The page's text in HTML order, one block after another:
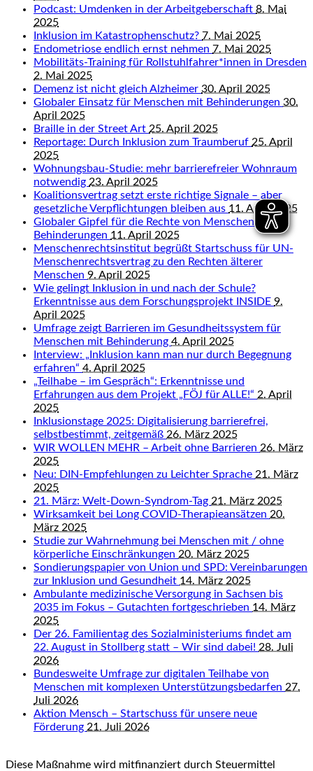
Podcast: Umdenken in der Arbeitgeberschaft 8. Mai
2025
Inklusion im Katastrophenschutz? 7. Mai 2025
Endometriose endlich ernst nehmen 7. Mai 2025
Mobilitäts-Training für Rollstuhlfahrer*innen in Dresden
2. Mai 2025
Demenz ist nicht gleich Alzheimer 30. April 2025
Globaler Einsatz für Menschen mit Behinderungen 30.
April 2025
Braille in der Street Art 25. April 2025
Reportage: Durch Inklusion zum Traumberuf 25. April
2025
Wohnungsbau-Studie: mehr barrierefreier Wohnraum
notwendig 23. April 2025
Koalitionsvertrag setzt erste richtige Signale – aber
gesetzliche Verpflichtungen bleiben aus 11. April 2025
Globaler Gipfel für die Rechte von Menschen mit
Behinderungen 11. April 2025
Menschenrechtsinstitut begrüßt Startschuss für UN-
Menschenrechtsvertrag zu den Rechten älterer
Menschen 9. April 2025
Wie gelingt Inklusion in und nach der Schule?
Erkenntnisse aus dem Forschungsprojekt INSIDE 9.
April 2025
Umfrage zeigt Barrieren im Gesundheitssystem für
Menschen mit Behinderung 4. April 2025
Interview: „Inklusion kann man nur durch Begegnung
erfahren“ 4. April 2025
„Teilhabe – im Gespräch“: Erkenntnisse und
Erfahrungen aus dem Projekt „FÖJ für ALLE!“ 2. April
2025
Inklusionstage 2025: Digitalisierung barrierefrei,
selbstbestimmt, zeitgemäß 26. März 2025
WIR WOLLEN MEHR – Arbeit ohne Barrieren 26. März
2025
Neu: DIN-Empfehlungen zu Leichter Sprache 21. März
2025
21. März: Welt-Down-Syndrom-Tag 21. März 2025
Wirksamkeit bei Long COVID-Therapieansätzen 20.
März 2025
Studie zur Wahrnehmung bei Menschen mit / ohne
körperliche Einschränkungen 20. März 2025
Sondierungspapier von Union und SPD: Vereinbarungen
zur Inklusion und Gesundheit 14. März 2025
Ambulante medizinische Versorgung in Sachsen bis
2035 im Fokus – Gutachten fortgeschrieben 14. März
2025
Der 26. Familientag des Sozialministeriums findet am
22. August in Stollberg statt – Wir sind dabei! 28. Juli
2026
Bundesweite Umfrage zur digitalen Teilhabe von
Menschen mit komplexen Unterstützungsbedarfen 27.
Juli 2026
Aktion Mensch – Startschuss für unsere neue
Förderung 21. Juli 2026
Diese Maßnahme wird mitfinanziert durch Steuermittel